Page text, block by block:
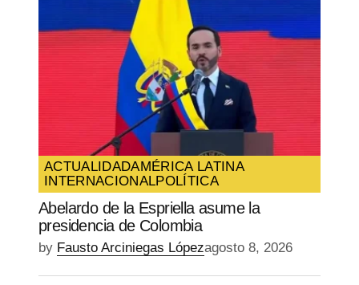
ACTUALIDADAMÉRICA LATINA
INTERNACIONALPOLÍTICA
Abelardo de la Espriella asume la
presidencia de Colombia
by Fausto Arciniegas Lópezagosto 8, 2026